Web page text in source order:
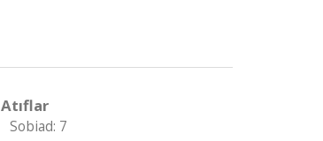
Atıflar
Sobiad: 7